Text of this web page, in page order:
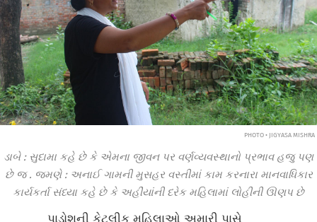
PHOTO • JIGYASA MISHRA
ડાબે : સુદામા કહે છે કે એમના જીવન પર વર્ણવ્યવસ્થાનો પ્રભાવ હજુ પણ
છે જ. જમણે : અનાઈગામની મુસહર વસ્તીમાં કામ કરનારા માનવાધિકાર
કાર્યકર્તાસંધ્યા કહે છે કે અહીંયાંની દરેક મહિલામાં લોહીની ઊણપ છે
પાડોશની કેટલીક મહિલાઓ અમારી પાસે